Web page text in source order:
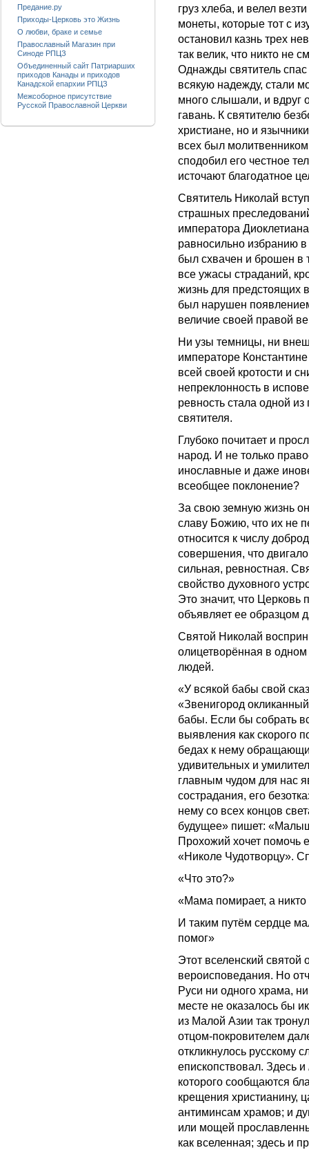
груз хлеба, и велел
монеты, которые тот с
остановил казнь трех
так велик, что никто не
Однажды святитель
всякую надежду, стали
много слышали, и вдруг
гавань. К святителю
христиане, но и
всех был
сподобил его честное
источают благодатное
Святитель Николай
страшных
императора
равносильно избранию в
был схвачен и брошен в
все ужасы страданий,
жизнь для предстоящих
был нарушен
величие своей правой
Ни узы темницы, ни
императоре
всей своей кротости и
непреклонность в
ревность стала одной
святителя.
Глубоко почитает и
народ. И не только
инославные и даже
всеобщее поклонение?
За свою земную жизнь
славу Божию, что их не
относится к числу
совершения, что
сильная, ревностная.
свойство духовного
Это значит, что Церковь
объявляет ее образцом
Святой Николай
олицетворённая в
людей.
«У всякой бабы свой
«Звенигород
бабы. Если бы собрать
выявления как скорого
бедах к нему
удивительных и
главным чудом для нас
сострадания, его
нему со всех концов
будущее» пишет:
Прохожий хочет помочь
«Николе Чудотворцу».
«Что это?»
«Мама помирает, а никто
И таким путём сердце
помог»
Этот вселенский святой
вероисповедания. Но
Руси ни одного храма,
месте не оказалось бы
из Малой Азии так
отцом-покровителем
откликнулось русскому
епископствовал. Здесь и
которого сообщаются
крещения христианину,
антиминсам храмов; и
или мощей
как вселенная; здесь и
Предание.ру
Приходы-Церковь это Жизнь
О любви, браке и семье
Православный Магазин при
Синоде РПЦЗ
Объединенный сайт Патриарших
приходов Канады и приходов
Канадской епархии РПЦЗ
Межсоборное присутствие
Русской Православной Церкви